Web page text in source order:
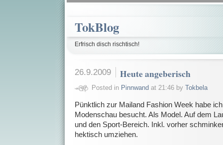
TokBlog
Erfrisch disch rischtisch!
26.9.2009 Heute angeberisch
Posted in Pinnwandat 21:46 by Tokbela
Pünktlich zur Mailand Fashion Week habe
Modenschau besucht. Als Model. Auf dem
und den Sport-Bereich. Inkl. vorher
hektisch umziehen.